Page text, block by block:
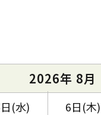
2026年 8月
(水) 6日(木)